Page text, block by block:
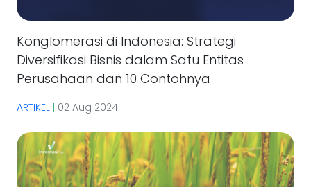
Konglomerasi di Indonesia: Strategi
Diversifikasi Bisnis dalam Satu Entitas
Perusahaan dan 10 Contohnya
ARTIKEL 02 Aug 2024